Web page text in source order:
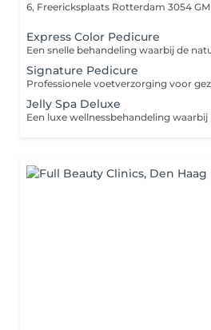
6, Freericksplaats Rotterdam 3054 GM
Express Color Pedicure
Signature Pedicure
Jelly Spa Deluxe